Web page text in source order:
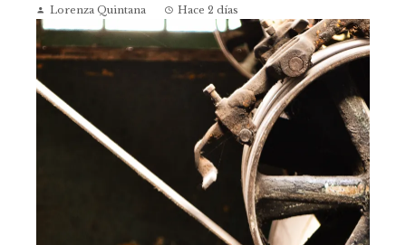
Lorenza Quintana Hace 2 días